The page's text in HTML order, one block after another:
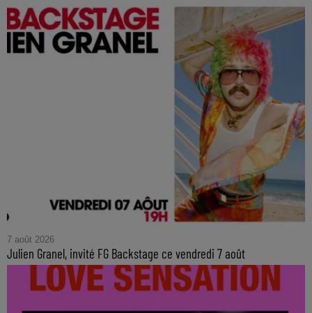
7 août 2026
Julien Granel, invité FG Backstage ce vendredi 7 août